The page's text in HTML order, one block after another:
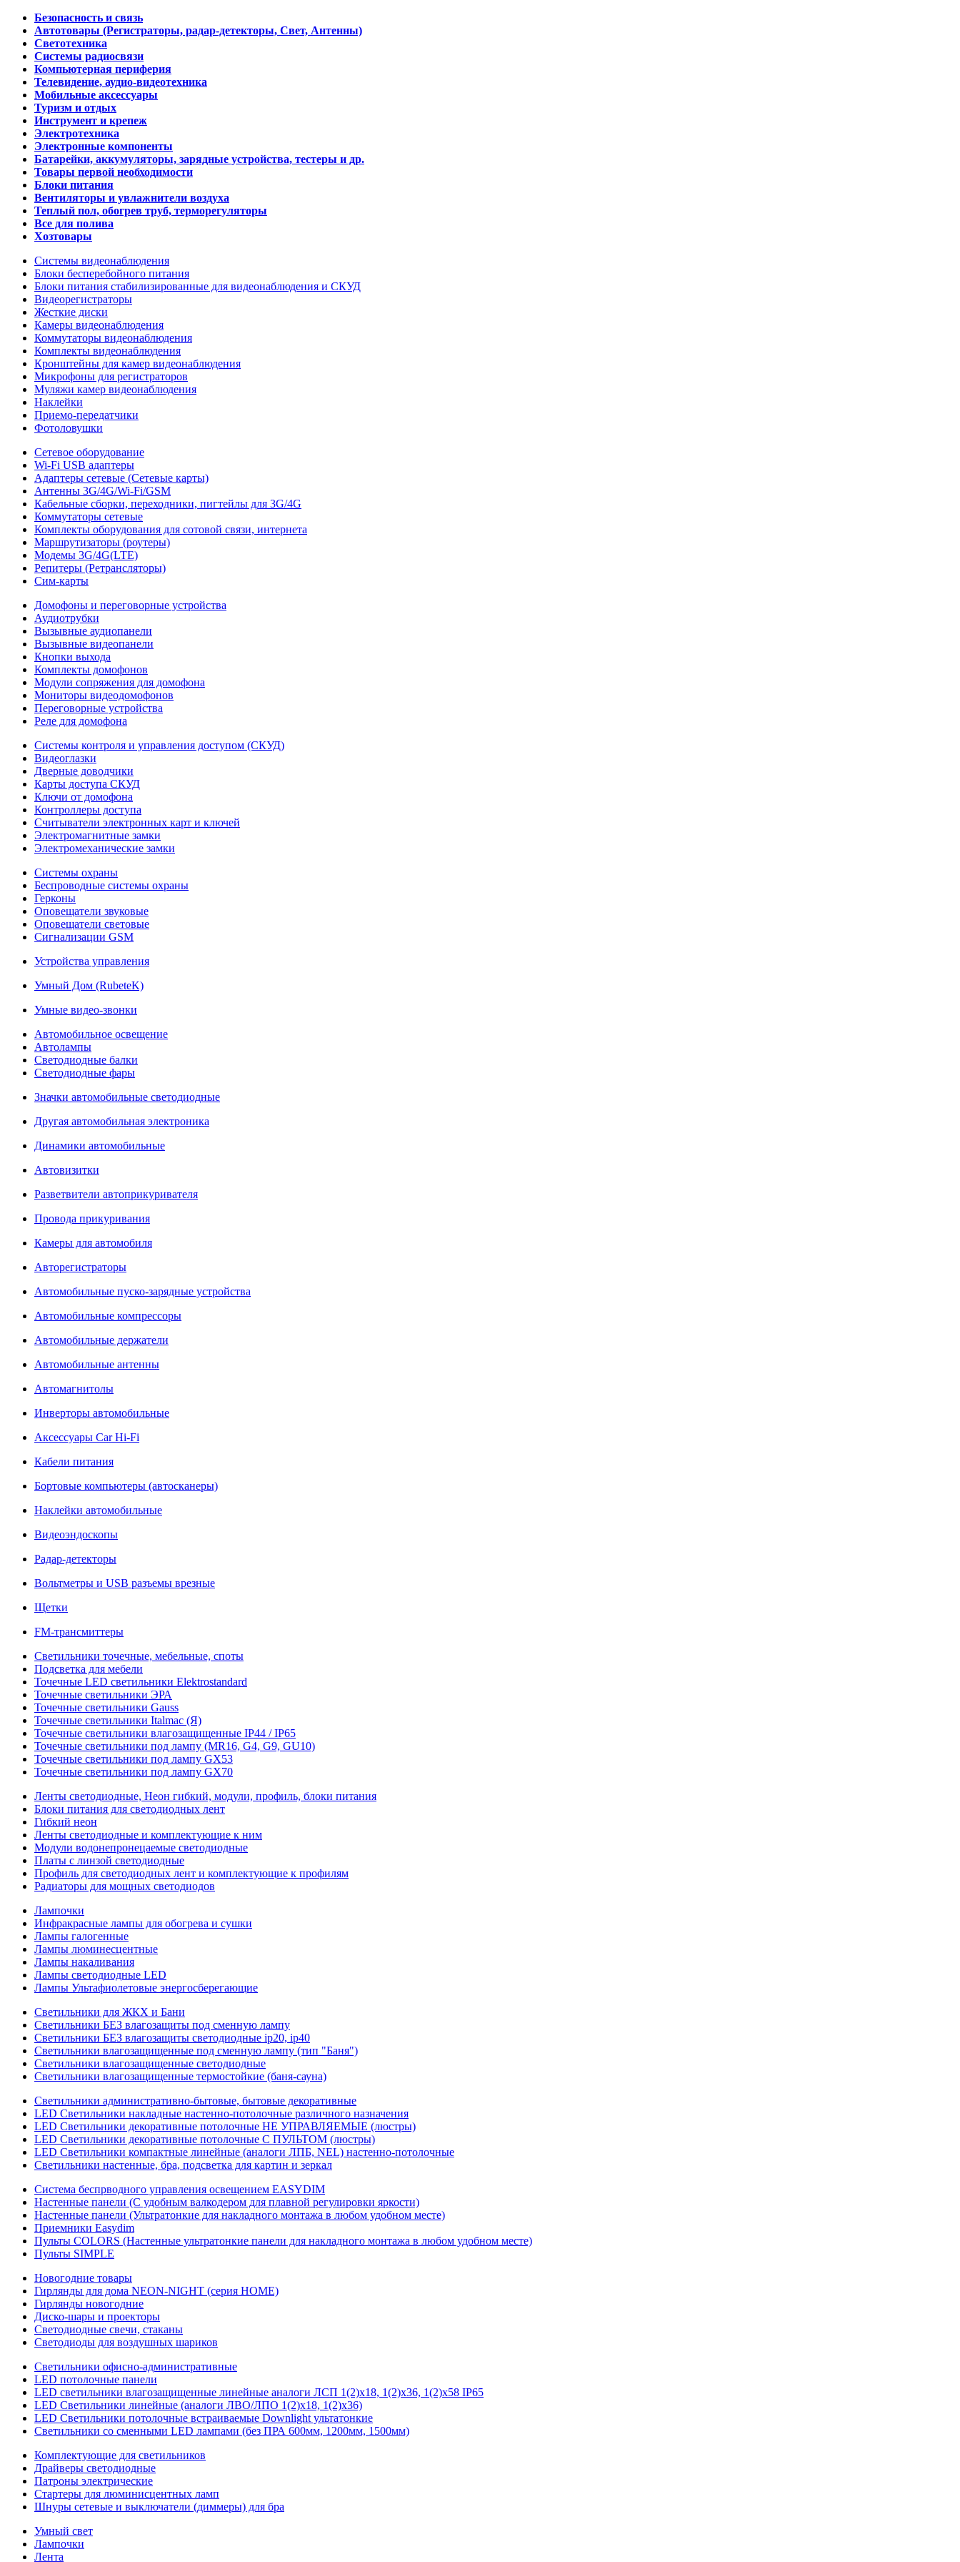
Безопасность и связь
Автотовары (Регистраторы, радар-детекторы, Свет, Антенны)
Светотехника
Системы радиосвязи
Компьютерная периферия
Телевидение, аудио-видеотехника
Мобильные аксессуары
Туризм и отдых
Инструмент и крепеж
Электротехника
Электронные компоненты
Батарейки, аккумуляторы, зарядные устройства, тестеры и др.
Товары первой необходимости
Блоки питания
Вентиляторы и увлажнители воздуха
Теплый пол, обогрев труб, терморегуляторы
Все для полива
Хозтовары
Системы видеонаблюдения
Блоки бесперебойного питания
Блоки питания стабилизированные для видеонаблюдения и СКУД
Видеорегистраторы
Жесткие диски
Камеры видеонаблюдения
Коммутаторы видеонаблюдения
Комплекты видеонаблюдения
Кронштейны для камер видеонаблюдения
Микрофоны для регистраторов
Муляжи камер видеонаблюдения
Наклейки
Приемо-передатчики
Фотоловушки
Сетевое оборудование
Wi-Fi USB адаптеры
Адаптеры сетевые (Сетевые карты)
Антенны 3G/4G/Wi-Fi/GSM
Кабельные сборки, переходники, пигтейлы для 3G/4G
Коммутаторы сетевые
Комплекты оборудования для сотовой связи, интернета
Маршрутизаторы (роутеры)
Модемы 3G/4G(LTE)
Репитеры (Ретрансляторы)
Сим-карты
Домофоны и переговорные устройства
Аудиотрубки
Вызывные аудиопанели
Вызывные видеопанели
Кнопки выхода
Комплекты домофонов
Модули сопряжения для домофона
Мониторы видеодомофонов
Переговорные устройства
Реле для домофона
Системы контроля и управления доступом (СКУД)
Видеоглазки
Дверные доводчики
Карты доступа СКУД
Ключи от домофона
Контроллеры доступа
Считыватели электронных карт и ключей
Электромагнитные замки
Электромеханические замки
Системы охраны
Беспроводные системы охраны
Герконы
Оповещатели звуковые
Оповещатели световые
Сигнализации GSM
Устройства управления
Умный Дом (RubeteK)
Умные видео-звонки
Автомобильное освещение
Автолампы
Светодиодные балки
Светодиодные фары
Значки автомобильные светодиодные
Другая автомобильная электроника
Динамики автомобильные
Автовизитки
Разветвители автоприкуривателя
Провода прикуривания
Камеры для автомобиля
Авторегистраторы
Автомобильные пуско-зарядные устройства
Автомобильные компрессоры
Автомобильные держатели
Автомобильные антенны
Автомагнитолы
Инверторы автомобильные
Аксессуары Car Hi-Fi
Кабели питания
Бортовые компьютеры (автосканеры)
Наклейки автомобильные
Видеоэндоскопы
Радар-детекторы
Вольтметры и USB разъемы врезные
Щетки
FM-трансмиттеры
Светильники точечные, мебельные, споты
Подсветка для мебели
Точечные LED светильники Elektrostandard
Точечные светильники ЭРА
Точечные светильники Gauss
Точечные светильники Italmac (Я)
Точечные светильники влагозащищенные IP44 / IP65
Точечные светильники под лампу (MR16, G4, G9, GU10)
Точечные светильники под лампу GX53
Точечные светильники под лампу GX70
Ленты светодиодные, Неон гибкий, модули, профиль, блоки питания
Блоки питания для светодиодных лент
Гибкий неон
Ленты светодиодные и комплектующие к ним
Модули водонепронецаемые светодиодные
Платы с линзой светодиодные
Профиль для светодиодных лент и комплектующие к профилям
Радиаторы для мощных светодиодов
Лампочки
Инфракрасные лампы для обогрева и сушки
Лампы галогенные
Лампы люминесцентные
Лампы накаливания
Лампы светодиодные LED
Лампы Ультафиолетовые энергосберегающие
Светильники для ЖКХ и Бани
Светильники БЕЗ влагозащиты под сменную лампу
Светильники БЕЗ влагозащиты светодиодные ip20, ip40
Светильники влагозащищенные под сменную лампу (тип "Баня")
Светильники влагозащищенные светодиодные
Светильники влагозащищенные термостойкие (баня-сауна)
Светильники административно-бытовые, бытовые декоративные
LED Cветильники накладные настенно-потолочные различного назначения
LED Светильники декоративные потолочные НЕ УПРАВЛЯЕМЫЕ (люстры)
LED Светильники декоративные потолочные С ПУЛЬТОМ (люстры)
LED Светильники компактные линейные (аналоги ЛПБ, NEL) настенно-потолочные
Светильники настенные, бра, подсветка для картин и зеркал
Система беспрводного управления освещением EASYDIM
Настенные панели (С удобным валкодером для плавной регулировки яркости)
Настенные панели (Ультратонкие для накладного монтажа в любом удобном месте)
Приемники Easydim
Пульты COLORS (Настенные ультратонкие панели для накладного монтажа в любом удобном месте)
Пульты SIMPLE
Новогодние товары
Гирлянды для дома NEON-NIGHT (серия HOME)
Гирлянды новогодние
Диско-шары и проекторы
Светодиодные свечи, стаканы
Светодиоды для воздушных шариков
Светильники офисно-административные
LED потолочные панели
LED светильники влагозащищенные линейные аналоги ЛСП 1(2)х18, 1(2)х36, 1(2)х58 IP65
LED Светильники линейные (аналоги ЛВО/ЛПО 1(2)х18, 1(2)х36)
LED Светильники потолочные встраиваемые Downlight ультатонкие
Светильники со сменными LED лампами (без ПРА 600мм, 1200мм, 1500мм)
Комплектующие для светильников
Драйверы светодиодные
Патроны электрические
Стартеры для люминисцентных ламп
Шнуры сетевые и выключатели (диммеры) для бра
Умный свет
Лампочки
Лента